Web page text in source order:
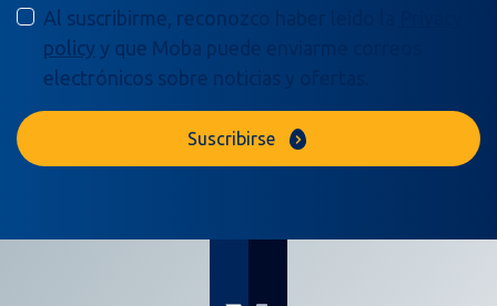
Al suscribirme, reconozco haber leído la
policy y que Moba puede enviarme correos
electrónicos sobre noticias y ofertas.
Suscribirse